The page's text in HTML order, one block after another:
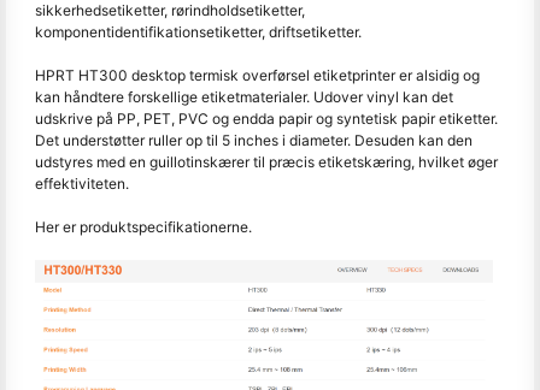
sikkerhedsetiketter, rørindholdsetiketter,
komponentidentifikationsetiketter, driftsetiketter.
HPRT HT300 desktop termisk overførsel etiketprinter er alsidig og
kan håndtere forskellige etiketmaterialer. Udover vinyl kan det
udskrive på PP, PET, PVC og endda papir og syntetisk papir etiketter.
Det understøtter ruller op til 5 inches i diameter. Desuden kan den
udstyres med en guillotinskærer til præcis etiketskæring, hvilket øger
effektiviteten.
Her er produktspecifikationerne.